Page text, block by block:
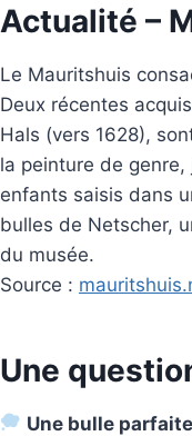
Actualité –
Le Mauritshuis
Deux récentes
Hals (vers 1628),
la peinture de genre,
enfants saisis dans
bulles de Netscher,
du musée.
Source :
Une
Une bulle